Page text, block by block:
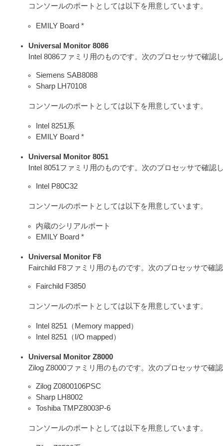
コンソールのポートとしては以下を用意しています。
EMILY Board *
Universal Monitor 8086
Intel 8086ファミリ用のものです。次のプロセッサで確認
Siemens SAB8088
Sharp LH70108
コンソールのポートとしては以下を用意しています。
Intel 8251系
EMILY Board *
Universal Monitor 8051
Intel 8051ファミリ用のものです。次のプロセッサで確認
Intel P80C32
コンソールのポートとしては以下を用意しています。
内蔵のシリアルポート
EMILY Board *
Universal Monitor F8
Fairchild F8ファミリ用のものです。次のプロセッサで確認
Fairchild F3850
コンソールのポートとしては以下を用意しています。
Intel 8251（Memory mapped）
Intel 8251（I/O mapped）
Universal Monitor Z8000
Zilog Z8000ファミリ用のものです。次のプロセッサで確認
Zilog Z0800106PSC
Sharp LH8002
Toshiba TMPZ8003P-6
コンソールのポートとしては以下を用意しています。